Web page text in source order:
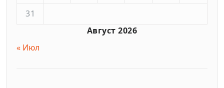
Август 2026
31
« Июл